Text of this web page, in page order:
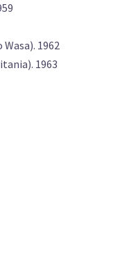
1962
1963